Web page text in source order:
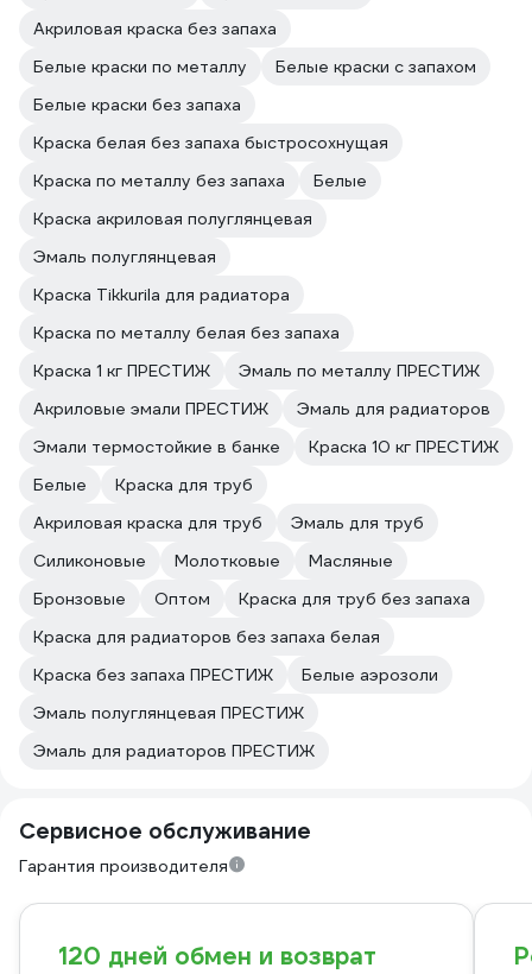
Акриловая краска без запаха
Белые краски по металлу
Белые краски с запахом
Белые краски без запаха
Краска белая без запаха быстросохнущая
Краска по металлу без запаха
Белые
Краска акриловая полуглянцевая
Эмаль полуглянцевая
Краска Tikkurila для радиатора
Краска по металлу белая без запаха
Краска 1 кг ПРЕСТИЖ
Эмаль по металлу ПРЕСТИЖ
Акриловые эмали ПРЕСТИЖ
Эмаль для радиаторов
Эмали термостойкие в банке
Краска 10 кг ПРЕСТИЖ
Белые
Краска для труб
Акриловая краска для труб
Эмаль для труб
Силиконовые
Молотковые
Масляные
Бронзовые
Оптом
Краска для труб без запаха
Краска для радиаторов без запаха белая
Краска без запаха ПРЕСТИЖ
Белые аэрозоли
Эмаль полуглянцевая ПРЕСТИЖ
Эмаль для радиаторов ПРЕСТИЖ
Сервисное обслуживание
Гарантия производителя
120 дней обмен и возврат